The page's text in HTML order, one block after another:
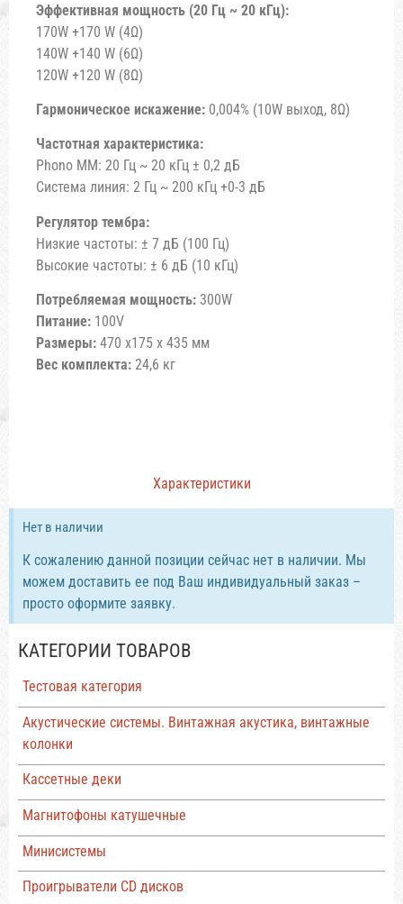
КАТЕГОРИИ ТОВАРОВ
Тестовая категория
Акустические системы. Винтажная акустика, винтажные
колонки
Кассетные деки
Магнитофоны катушечные
Минисистемы
Проигрыватели CD дисков
Характеристики
Эффективная мощность (20 Гц ~ 20 кГц):
170W +170 W (4Ω)
140W +140 W (6Ω)
120W +120 W (8Ω)
Гармоническое искажение: 0,004% (10W выход, 8Ω)
Частотная характеристика:
Phono MM: 20 Гц ~ 20 кГц ± 0,2 дБ
Система линия: 2 Гц ~ 200 кГц +0-3 дБ
Регулятор тембра:
Низкие частоты: ± 7 дБ (100 Гц)
Высокие частоты: ± 6 дБ (10 кГц)
Потребляемая мощность: 300W
Питание: 100V
Размеры: 470 x175 x 435 мм
Вес комплекта: 24,6 кг
Нет в наличии
К сожалению данной позиции сейчас нет в наличии. Мы
можем доставить ее под Ваш индивидуальный заказ –
просто оформите заявку.